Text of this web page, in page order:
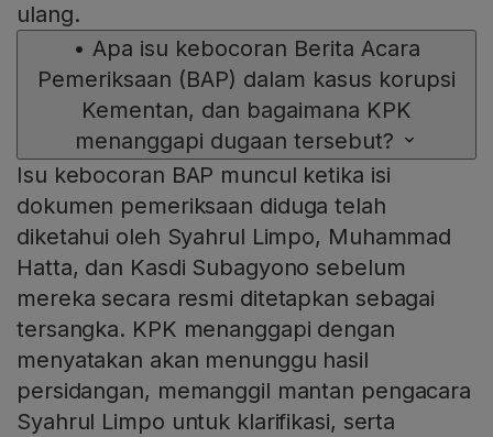
ulang.
• Apa isu kebocoran Berita Acara
Pemeriksaan (BAP) dalam kasus korupsi
Kementan, dan bagaimana KPK
menanggapi dugaan tersebut?
Isu kebocoran BAP muncul ketika isi
dokumen pemeriksaan diduga telah
diketahui oleh Syahrul Limpo, Muhammad
Hatta, dan Kasdi Subagyono sebelum
mereka secara resmi ditetapkan sebagai
tersangka. KPK menanggapi dengan
menyatakan akan menunggu hasil
persidangan, memanggil mantan pengacara
Syahrul Limpo untuk klarifikasi, serta